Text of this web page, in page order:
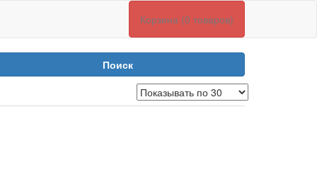
Корзина (0 товаров)
Поиск